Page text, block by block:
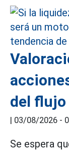
del flujo
03/08/2026 -
Se espera